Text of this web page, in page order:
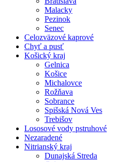
Malacky
Pezinok
Senec
Celozväzové kaprové
Chyť a pusť
Košický kraj
Gelnica
Košice
Michalovce
Rožňava
Sobrance
Spišská Nová Ves
Trebišov
Lososové vody pstruhové
Nezaradené
Nitrianský kraj
Dunajská Streda